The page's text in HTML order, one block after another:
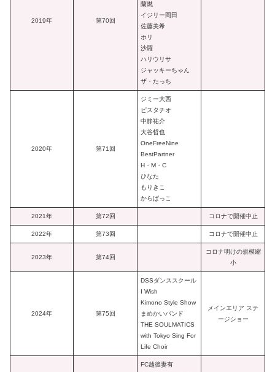
2019年 第70回
蘭燃
イジリー岡田
佐藤美希
ホリ
沙羅
ハリウリサ
ジャッキーちゃん
ザ・たっち
2020年 第71回
ジミー大西
ピスタチオ
中静祐介
大谷哲也
OneFreeNine
BestPartner
H・M・C
ひなた
もりきこ
からばっこ
2021年 第72回 コロナで開催中止
2022年 第73回 コロナで開催中止
2023年 第74回
コロナ明けの規模縮
小
2024年 第75回
DSSダンススクール
I Wish
Kimono Style Show
まめかいバンド
THE SOULMATICS
with Tokyo Sing For
Life Choir
メインエリア ステ
ージショー
FC越後妻有